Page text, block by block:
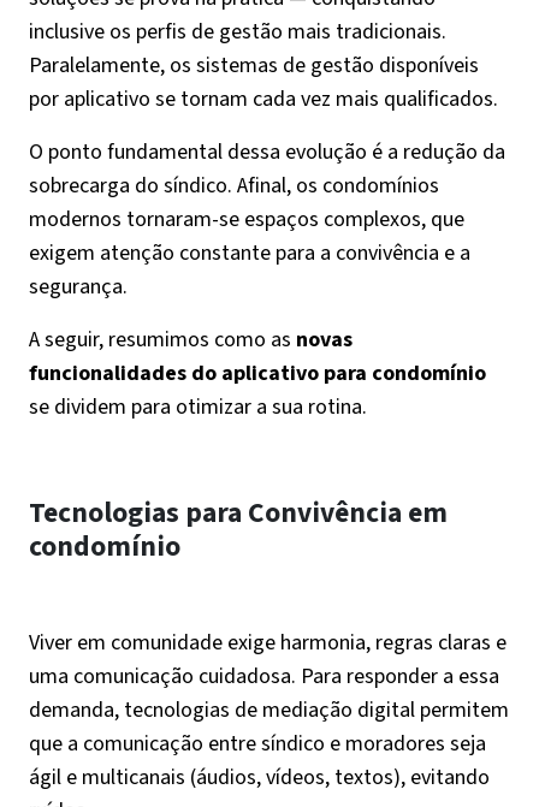
inclusive os perfis de gestão mais tradicionais.
Paralelamente, os sistemas de gestão disponíveis
por aplicativo se tornam cada vez mais qualificados.
O ponto fundamental dessa evolução é a redução da
sobrecarga do síndico. Afinal, os condomínios
modernos tornaram-se espaços complexos, que
exigem atenção constante para a convivência e a
segurança.
A seguir, resumimos como as novas
funcionalidades do aplicativo para condomínio
se dividem para otimizar a sua rotina.
Tecnologias para Convivência em
condomínio
Viver em comunidade exige harmonia, regras claras e
uma comunicação cuidadosa. Para responder a essa
demanda, tecnologias de mediação digital permitem
que a comunicação entre síndico e moradores seja
ágil e multicanais (áudios, vídeos, textos), evitando